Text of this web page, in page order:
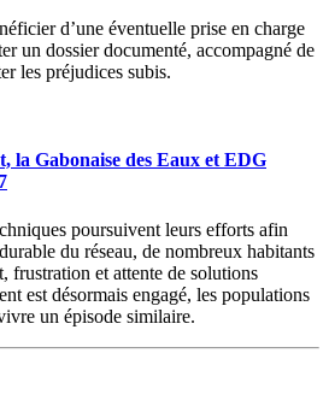
d’une éventuelle prise en charge
un dossier documenté, accompagné de
les préjudices subis.
la Gabonaise des Eaux et EDG
poursuivent leurs efforts afin
du réseau, de nombreux habitants
frustration et attente de solutions
est désormais engagé, les populations
un épisode similaire.